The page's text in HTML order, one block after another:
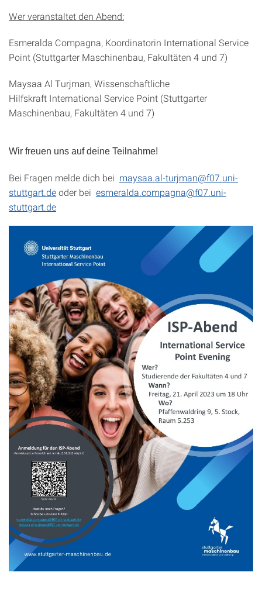
Wer veranstaltet den Abend:
Esmeralda Compagna, Koordinatorin International Service
Point (Stuttgarter Maschinenbau, Fakultäten 4 und 7)
Maysaa Al Turjman, Wissenschaftliche
Hilfskraft International Service Point (Stuttgarter
Maschinenbau, Fakultäten 4 und 7)
Wir freuen uns auf deine Teilnahme!
Bei Fragen melde dich bei maysaa.al-turjman@f07.uni-
stuttgart.deoder bei esmeralda.compagna@f07.uni-
stuttgart.de